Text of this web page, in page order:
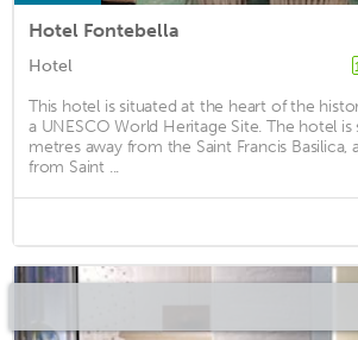
Hotel Fontebella
Hotel
This hotel is situated at the heart of the
a UNESCO World Heritage Site. The hotel
metres away from the Saint Francis Basilica,
from Saint ...